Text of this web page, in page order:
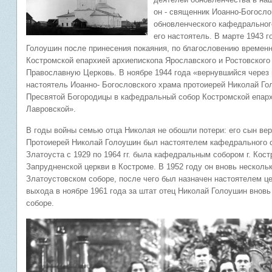
он - священник Иоанно-
обновленческого
его настоятель. В марте 1943
Голоушин после принесения покаяния, по благословению
Костромской епархией архиепископа Ярославского и
Православную Церковь. В ноябре 1944 года «вернувшийся
настоятель Иоанно- Богословского храма протоиерей Николай
Пресвятой Богородицы в кафедральный собор Костромской
Лавровской».
В годы войны семью отца Николая не обошли потери: его сын
Протоиерей Николай Голоушин был настоятелем кафедрального
Златоуста с 1929 по 1964 гг. была кафедральным собором г.
Запрудненской церкви в Костроме. В 1952 году он вновь
Златоустовском соборе, после чего был назначен настоятелем
выхода в ноябре 1961 года за штат отец Николай Голоушин
соборе.